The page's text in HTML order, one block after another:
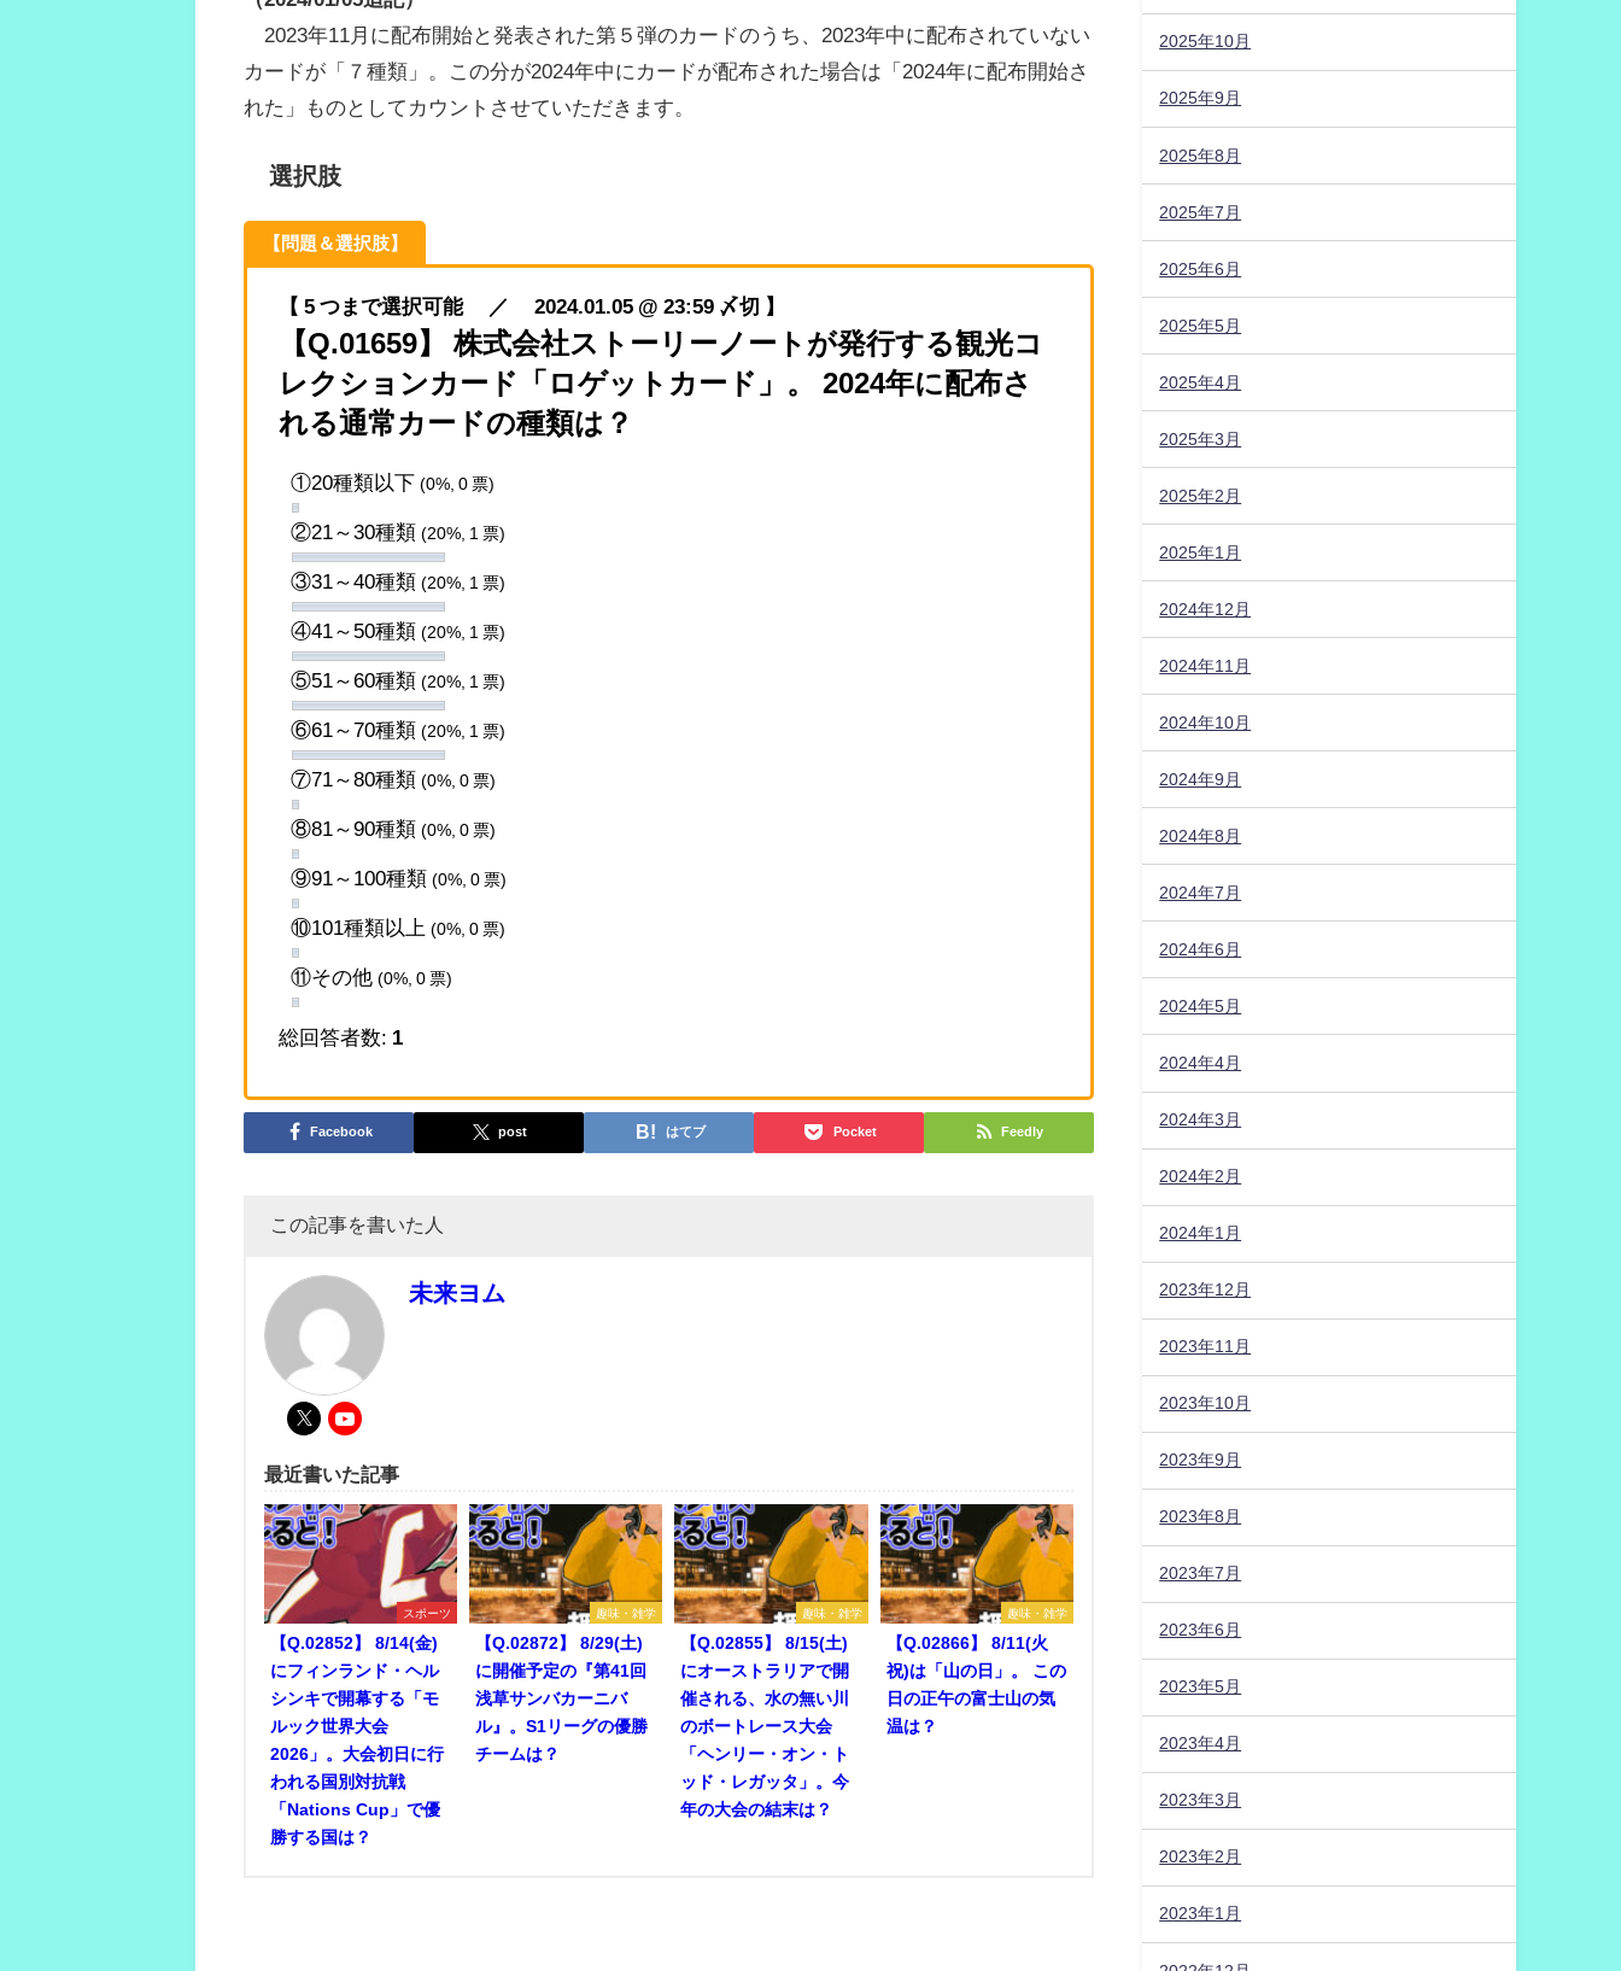
2023年11月に配布開始と発表された第５弾のカードのうち、2023年中に配布されていない
カードが「７種類」。この分が2024年中にカードが配布された場合は「2024年に配布開始さ
れた」ものとしてカウントさせていただきます。
選択肢
【問題＆選択肢】
【 5 つまで選択可能 ／ 2024.01.05 @ 23:59 〆切 】
【Q.01659】 株式会社ストーリーノートが発行する観光コ
レクションカード「ロゲットカード」。 2024年に配布さ
れる通常カードの種類は？
①20種類以下 (0%, 0 票)
②21～30種類 (20%, 1 票)
③31～40種類 (20%, 1 票)
④41～50種類 (20%, 1 票)
⑤51～60種類 (20%, 1 票)
⑥61～70種類 (20%, 1 票)
⑦71～80種類 (0%, 0 票)
⑧81～90種類 (0%, 0 票)
⑨91～100種類 (0%, 0 票)
⑩101種類以上 (0%, 0 票)
⑪その他 (0%, 0 票)
総回答者数: 1
Facebook post はてブ Pocket Feedly
この記事を書いた人
未来ヨム
最近書いた記事
スポーツ
【Q.02852】 8/14(金)
にフィンランド・ヘル
シンキで開幕する「モ
ルック世界大会
2026」。大会初日に行
われる国別対抗戦
「Nations Cup」で優
勝する国は？
趣味・雑学
【Q.02872】 8/29(土)
に開催予定の『第41回
浅草サンバカーニバ
ル』。S1リーグの優勝
チームは？
趣味・雑学
【Q.02855】 8/15(土)
にオーストラリアで開
催される、水の無い川
のボートレース大会
「ヘンリー・オン・ト
ッド・レガッタ」。今
年の大会の結末は？
趣味・雑学
【Q.02866】 8/11(火
祝)は「山の日」。 この
日の正午の富士山の気
温は？
2025年10月
2025年9月
2025年8月
2025年7月
2025年6月
2025年5月
2025年4月
2025年3月
2025年2月
2025年1月
2024年12月
2024年11月
2024年10月
2024年9月
2024年8月
2024年7月
2024年6月
2024年5月
2024年4月
2024年3月
2024年2月
2024年1月
2023年12月
2023年11月
2023年10月
2023年9月
2023年8月
2023年7月
2023年6月
2023年5月
2023年4月
2023年3月
2023年2月
2023年1月